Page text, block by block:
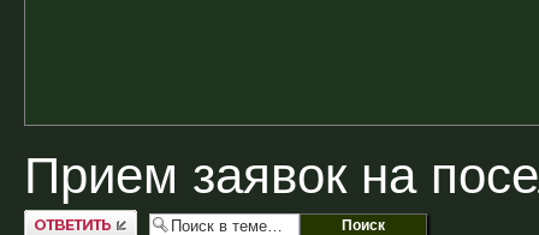
Прием заявок на
Ответить